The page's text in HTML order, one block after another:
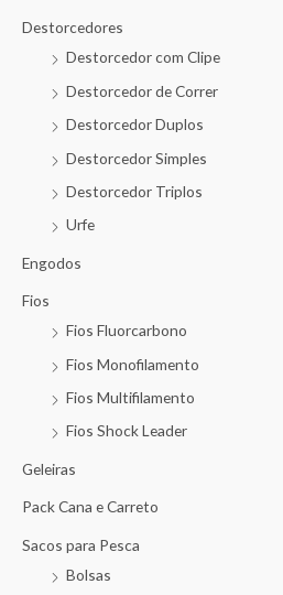
Destorcedores
Destorcedor com Clipe
Destorcedor de Correr
Destorcedor Duplos
Destorcedor Simples
Destorcedor Triplos
Urfe
Engodos
Fios
Fios Fluorcarbono
Fios Monofilamento
Fios Multifilamento
Fios Shock Leader
Geleiras
Pack Cana e Carreto
Sacos para Pesca
Bolsas